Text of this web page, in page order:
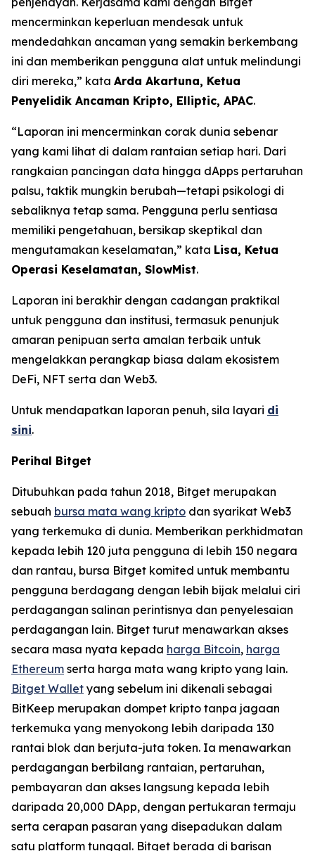
mencerminkan keperluan mendesak untuk
mendedahkan ancaman yang semakin berkembang
ini dan memberikan pengguna alat untuk melindungi
diri mereka,” kata Arda Akartuna, Ketua
Penyelidik Ancaman Kripto, Elliptic, APAC.
“Laporan ini mencerminkan corak dunia sebenar
yang kami lihat di dalam rantaian setiap hari. Dari
rangkaian pancingan data hingga dApps pertaruhan
palsu, taktik mungkin berubah—tetapi psikologi di
sebaliknya tetap sama. Pengguna perlu sentiasa
memiliki pengetahuan, bersikap skeptikal dan
mengutamakan keselamatan,” kata Lisa, Ketua
Operasi Keselamatan, SlowMist.
Laporan ini berakhir dengan cadangan praktikal
untuk pengguna dan institusi, termasuk penunjuk
amaran penipuan serta amalan terbaik untuk
mengelakkan perangkap biasa dalam ekosistem
DeFi, NFT serta dan Web3.
Untuk mendapatkan laporan penuh, sila layari di
sini.
Perihal Bitget
Ditubuhkan pada tahun 2018, Bitget merupakan
sebuah bursa mata wang kripto dan syarikat Web3
yang terkemuka di dunia. Memberikan perkhidmatan
kepada lebih 120 juta pengguna di lebih 150 negara
dan rantau, bursa Bitget komited untuk membantu
pengguna berdagang dengan lebih bijak melalui ciri
perdagangan salinan perintisnya dan penyelesaian
perdagangan lain. Bitget turut menawarkan akses
secara masa nyata kepada harga Bitcoin, harga
Ethereum serta harga mata wang kripto yang lain.
Bitget Wallet yang sebelum ini dikenali sebagai
BitKeep merupakan dompet kripto tanpa jagaan
terkemuka yang menyokong lebih daripada 130
rantai blok dan berjuta-juta token. Ia menawarkan
perdagangan berbilang rantaian, pertaruhan,
pembayaran dan akses langsung kepada lebih
daripada 20,000 DApp, dengan pertukaran termaju
serta cerapan pasaran yang disepadukan dalam
satu platform tunggal. Bitget berada di barisan